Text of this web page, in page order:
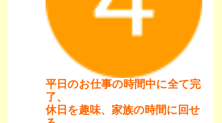
平日のお仕事の時間中に全て完
了、
休日を趣味、家族の時間に回せ